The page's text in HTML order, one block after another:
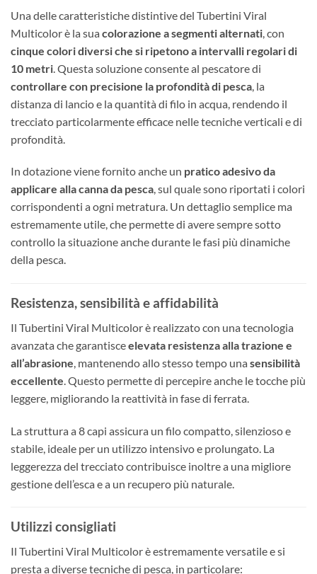
Una delle caratteristiche distintive del Tubertini Viral
Multicolor è la sua colorazione a segmenti alternati , con
cinque colori diversi che si ripetono a intervalli regolari di
10 metri . Questa soluzione consente al pescatore di
controllare con precisione la profondità di pesca , la
distanza di lancio e la quantità di filo in acqua, rendendo il
trecciato particolarmente efficace nelle tecniche verticali e di
profondità.
In dotazione viene fornito anche un pratico adesivo da
applicare alla canna da pesca, sul quale sono riportati i colori
corrispondenti a ogni metratura. Un dettaglio semplice ma
estremamente utile, che permette di avere sempre sotto
controllo la situazione anche durante le fasi più dinamiche
della pesca.
Resistenza, sensibilità e affidabilità
Il Tubertini Viral Multicolor è realizzato con una tecnologia
avanzata che garantisceelevata resistenza alla trazione e
all’abrasione, mantenendo allo stesso tempo una sensibilità
eccellente. Questo permette di percepire anche le tocche più
leggere, migliorando la reattività in fase di ferrata.
La struttura a 8 capi assicura un filo compatto, silenzioso e
stabile, ideale per un utilizzo intensivo e prolungato. La
leggerezza del trecciato contribuisce inoltre a una migliore
gestione dell’esca e a un recupero più naturale.
Utilizzi consigliati
Il Tubertini Viral Multicolor è estremamente versatile e si
presta a diverse tecniche di pesca, in particolare: